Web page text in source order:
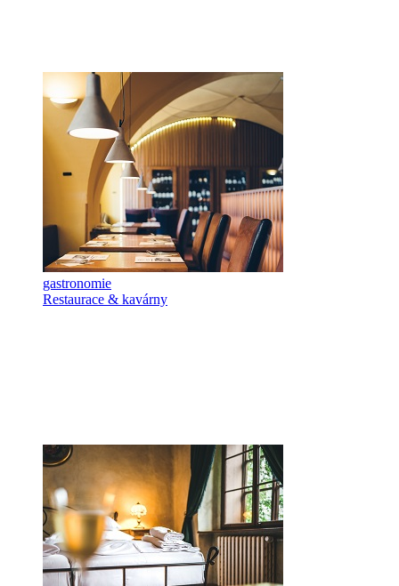
gastronomie
Restaurace & kavárny